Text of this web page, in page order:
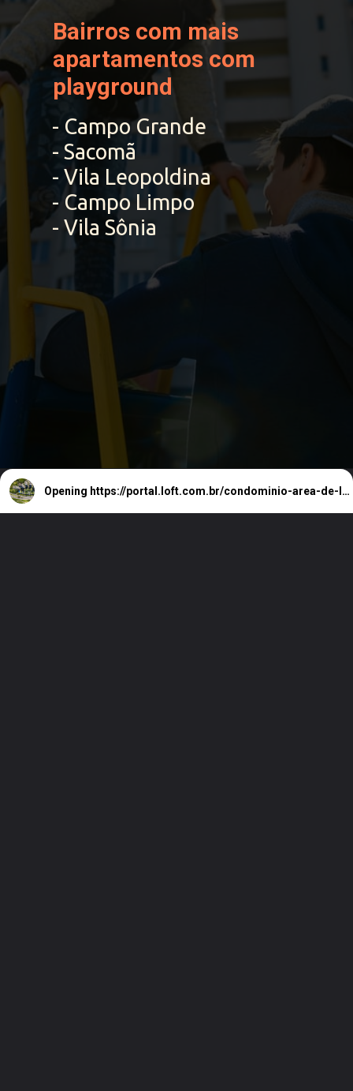
- Campo Grande
- Sacomã
- Vila Leopoldina
- Campo Limpo
- Vila Sônia
Bairros com mais
apartamentos com
playground
Opening https://portal.loft.com.br/condominio-area-de-lazer-sao-paulo-dados-loft/